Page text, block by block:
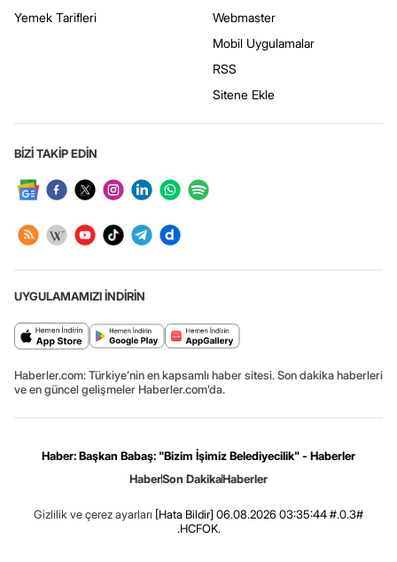
Yemek Tarifleri
Webmaster
Mobil Uygulamalar
RSS
Sitene Ekle
BİZİ TAKİP EDİN
UYGULAMAMIZI İNDİRİN
Haberler.com: Türkiye’nin en kapsamlı haber sitesi. Son dakika haberleri
ve en güncel gelişmeler Haberler.com’da.
Haber: Başkan Babaş: "Bizim İşimiz Belediyecilik" - Haberler
HaberSon DakikaHaberler
Gizlilik ve çerez ayarları [Hata Bildir] 06.08.2026 03:35:44 #.0.3#
.HCFOK.